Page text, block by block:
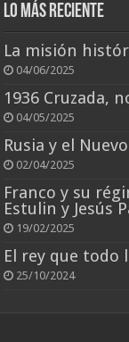
Lo más reciente
La misión
04/06/2025
1936 Cruzada,
04/05/2025
Rusia y el
02/04/2025
Franco y su
Estulin y Jesús
19/02/2025
El rey que todo
25/10/2024